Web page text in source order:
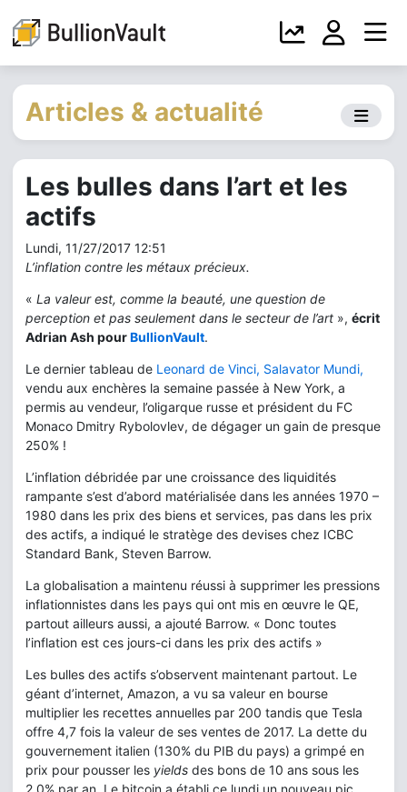
Articles & actualité
Les bulles dans l’art et les
actifs
Lundi, 11/27/2017 12:51
L’inflation contre les métaux précieux.
« La valeur est, comme la beauté, une question de
perception et pas seulement dans le secteur de l’art », écrit
Adrian Ash pourBullionVault.
Le dernier tableau de Leonard de Vinci, Salavator Mundi,
vendu aux enchères la semaine passée à New York, a
permis au vendeur, l’oligarque russe et président du FC
Monaco Dmitry Rybolovlev, de dégager un gain de presque
250% !
L’inflation débridée par une croissance des liquidités
rampante s’est d’abord matérialisée dans les années 1970 –
1980 dans les prix des biens et services, pas dans les prix
des actifs, a indiqué le stratège des devises chez ICBC
Standard Bank, Steven Barrow.
La globalisation a maintenu réussi à supprimer les pressions
inflationnistes dans les pays qui ont mis en œuvre le QE,
partout ailleurs aussi, a ajouté Barrow. « Donc toutes
l’inflation est ces jours-ci dans les prix des actifs »
Les bulles des actifs s’observent maintenant partout. Le
géant d’internet, Amazon, a vu sa valeur en bourse
multiplier les recettes annuelles par 200 tandis que Tesla
offre 4,7 fois la valeur de ses ventes de 2017. La dette du
gouvernement italien (130% du PIB du pays) a grimpé en
prix pour pousser les yields des bons de 10 ans sous les
2,0% par an. Le bitcoin a établi ce lundi un nouveau pic